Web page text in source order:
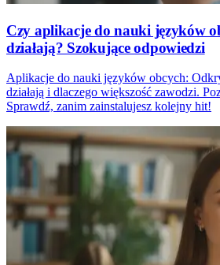
Czy aplikacje do nauki języków
działają? Szokujące odpowiedzi
Aplikacje do nauki języków obcych:
działają i dlaczego większość zawodzi.
Sprawdź, zanim zainstalujesz kolejny hit!